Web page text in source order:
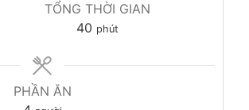
TỔNG THỜI GIAN
40 phút
PHẦN ĂN